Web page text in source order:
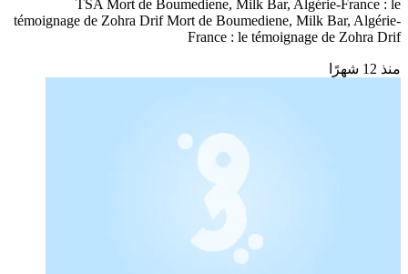
TSA Mort de Boumediene, Milk Bar, Algérie-France : le
témoignage de Zohra Drif Mort de Boumediene, Milk Bar, Algérie-
France : le témoignage de Zohra Drif
منذ 12 شهرًا